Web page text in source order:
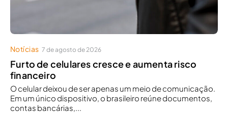
Notícias 7 de agosto de 2026
Furto de celulares cresce e aumenta risco
financeiro
O celular deixou de ser apenas um meio de comunicação.
Em um único dispositivo, o brasileiro reúne documentos,
contas bancárias,...